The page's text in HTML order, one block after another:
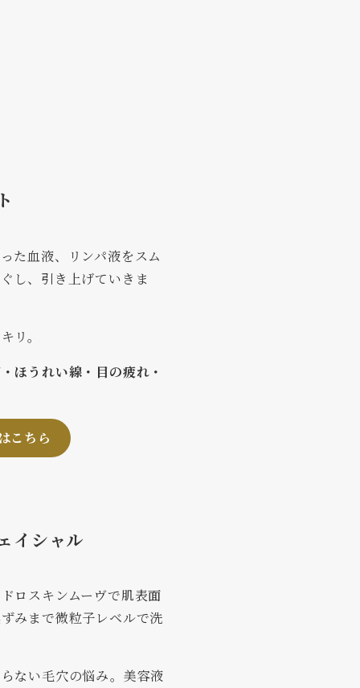
た血液、リンパ液をスム
し、引き上げていきま
リ。
ほうれい線・目の疲れ・
こちら
イシャル
ロスキンムーヴで肌表面
みまで微粒子レベルで洗
ない毛穴の悩み。美容液